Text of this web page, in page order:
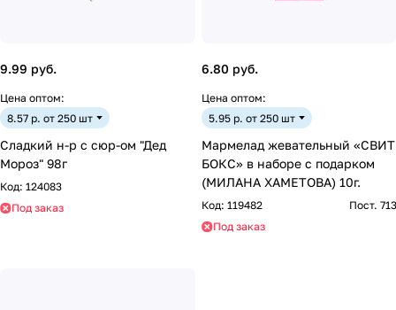
9.99 руб.
Цена оптом:
8.57 р. от 250 шт
Сладкий н-р с сюр-ом "Дед
Мороз" 98г
Код: 124083
Под заказ
6.80 руб.
Цена оптом:
5.95 р. от 250 шт
Мармелад жевательный «СВИТ
БОКС» в наборе с подарком
(МИЛАНА ХАМЕТОВА) 10г.
Код: 119482
Пост. 713
Под заказ